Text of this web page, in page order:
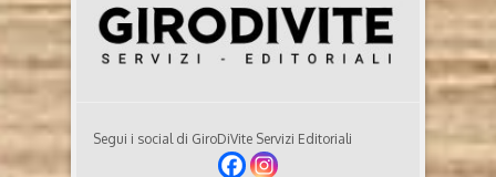
Segui i social di GiroDiVite Servizi Editoriali